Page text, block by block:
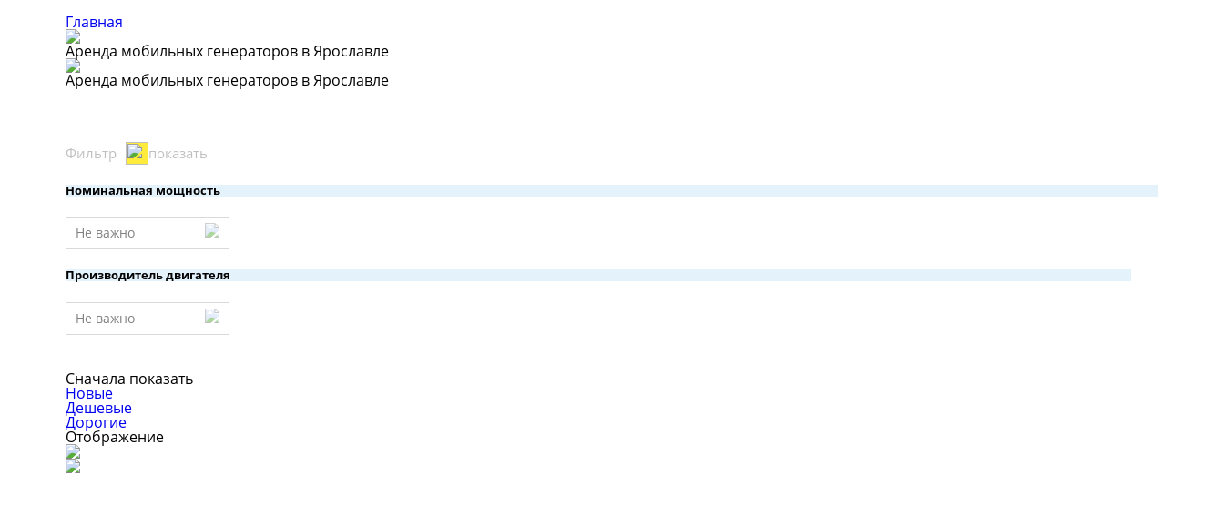
Главная
Аренда мобильных генераторов в Ярославле
Аренда мобильных генераторов в Ярославле
Фильтр показать
Номинальная мощность
Не важно
Производитель двигателя
Не важно
Сначала показать
Новые
Дешевые
Дорогие
Отображение